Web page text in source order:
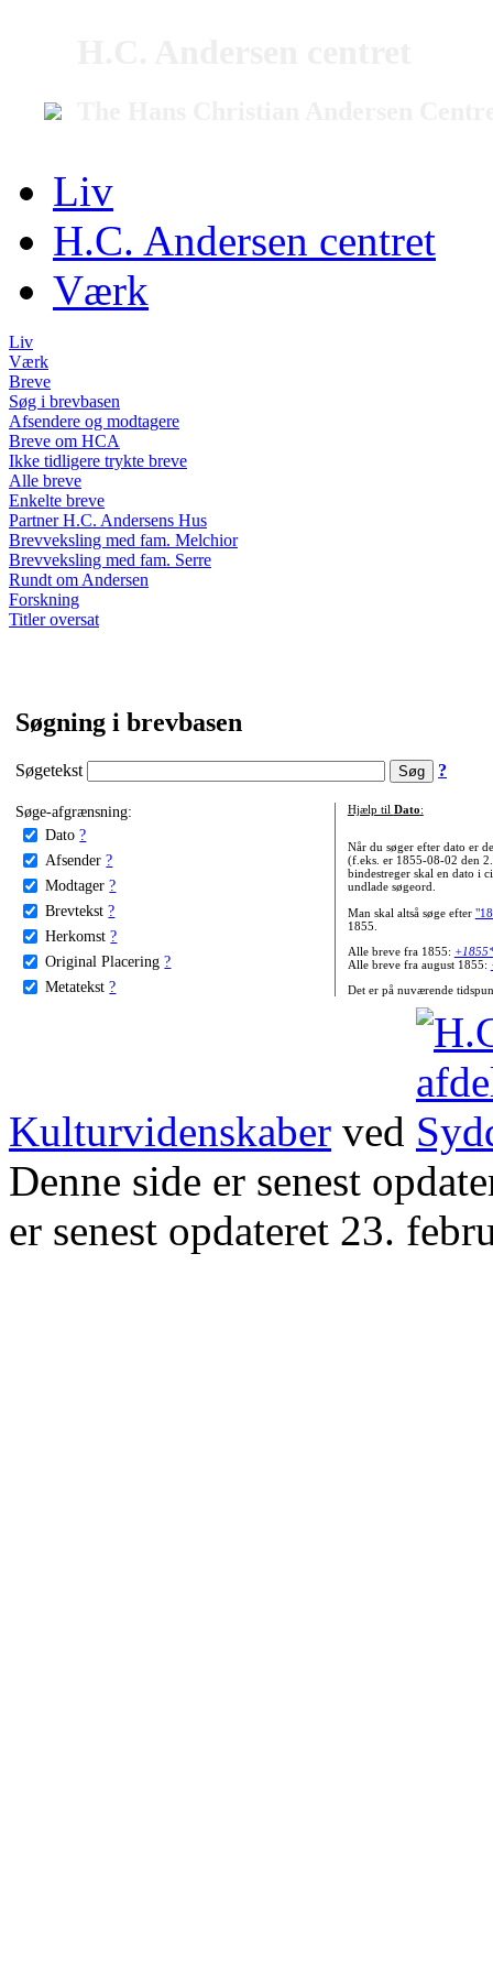
Liv
H.C. Andersen centret
Værk
Liv
Værk
Breve
Søg i brevbasen
Afsendere og modtagere
Breve om HCA
Ikke tidligere trykte breve
Alle breve
Enkelte breve
Partner H.C. Andersens Hus
Brevveksling med fam. Melchior
Brevveksling med fam. Serre
Rundt om Andersen
Forskning
Titler oversat
Søgning i brevbasen
Søgetekst ?
Søge-afgrænsning:
Dato ?
Afsender ?
Modtager ?
Brevtekst ?
Herkomst ?
Original Placering ?
Metatekst ?
Hjælp til Dato:
Når du søger efter dato er
(f.eks. er 1855-08-02 den
bindestreger skal en dato i
undlade søgeord.
Man skal altså søge efter
1855.
Alle breve fra 1855:
Alle breve fra august 1855:
Det er på nuværende
Kulturvidenskaber ved
Denne side er senest
er senest opdateret 23.